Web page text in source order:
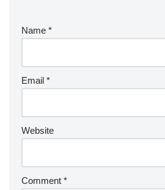
Name *
Email *
Website
Comment *